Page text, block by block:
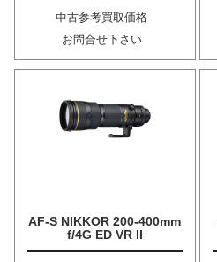
中古参考買取価格
お問合せ下さい
AF-S NIKKOR 200-400mm
f/4G ED VR II